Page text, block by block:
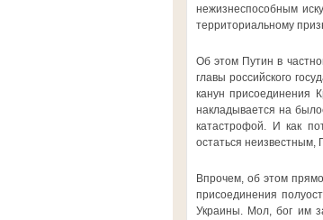
нежизнеспособным
территориальному
Об этом Путин в
главы российского
канун присоединения
накладывается на
катастрофой. И как
остаться неизвестным,
Впрочем, об этом
присоединения
Украины. Мол, бог им